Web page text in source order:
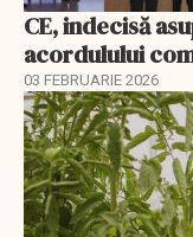
CE, indecisă
acordulului
03 FEBRUARIE 2026